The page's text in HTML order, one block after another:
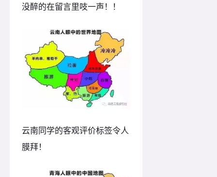
没醉的在留言里吱一声！！
云南同学的客观评价标签令人
膜拜！